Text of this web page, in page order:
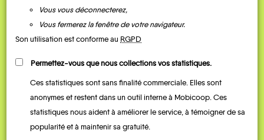
Je vais bosser en train, mais le
parking de la gare est toujours
complet alors j’ai testé Rezo
Pouce. Comme ça marche
Vous vous déconnecterez,
Vous fermerez la fenêtre de votre navigateur.
Son utilisation est conforme au RGPD
Permettez-vous que nous collections vos statistiques.
Ces statistiques sont sans finalité commerciale. Elles sont
anonymes et restent dans un outil interne à Mobicoop. Ces
statistiques nous aident à améliorer le service, à témoigner de sa
popularité et à maintenir sa gratuité.